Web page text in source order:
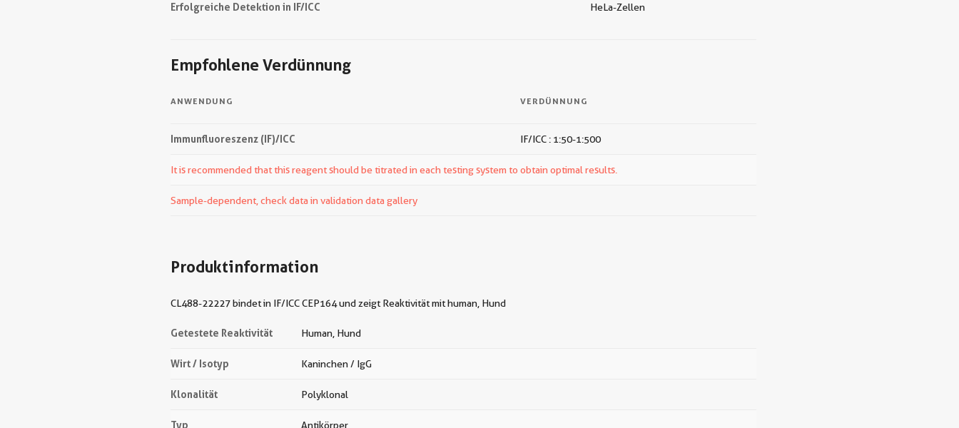
Erfolgreiche Detektion in IF/ICC HeLa-Zellen
Empfohlene Verdünnung
ANWENDUNG VERDÜNNUNG
Immunfluoreszenz (IF)/ICC IF/ICC : 1:50-1:500
It is recommended that this reagent should be titrated in each testing system to obtain optimal results.
Sample-dependent, check data in validation data gallery
Produktinformation
CL488-22227 bindet in IF/ICC CEP164 und zeigt Reaktivität mit human, Hund
Getestete Reaktivität Human, Hund
Wirt / Isotyp Kaninchen / IgG
Klonalität Polyklonal
Typ Antikörper